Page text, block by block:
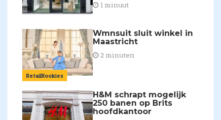
1 minuut
RetailRookies
Wmnsuit sluit winkel in
Maastricht
2 minuten
H&M schrapt mogelijk
250 banen op Brits
hoofdkantoor